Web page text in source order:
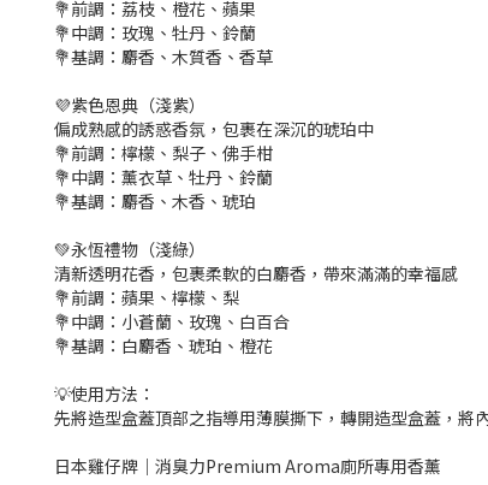
💐前調：荔枝、橙花、蘋果
💐中調：玫瑰、牡丹、鈴蘭
💐基調：麝香、木質香、香草
💜紫色恩典（淺紫）
偏成熟感的誘惑香氛，包裹在深沉的琥珀中
💐前調：檸檬、梨子、佛手柑
💐中調：薰衣草、牡丹、鈴蘭
💐基調：麝香、木香、琥珀
💚永恆禮物（淺綠）
清新透明花香，包裹柔軟的白麝香，帶來滿滿的幸福感
💐前調：蘋果、檸檬、梨
💐中調：小蒼蘭、玫瑰、白百合
💐基調：白麝香、琥珀、橙花
💡使用方法：
先將造型盒蓋頂部之指導用薄膜撕下，轉開造型盒蓋，將
日本雞仔牌｜消臭力Premium Aroma廁所專用香薰